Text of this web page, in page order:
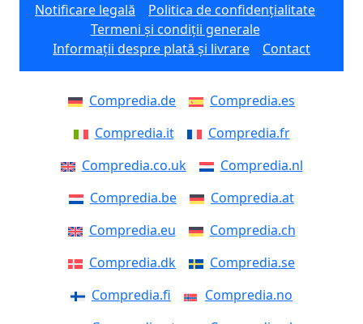
Notificare legală
Politica de confidențialitate
Termeni și condiții generale
Informații despre plată și livrare
Contact
Compredia.de
Compredia.es
Compredia.it
Compredia.fr
Compredia.co.uk
Compredia.nl
Compredia.be
Compredia.at
Compredia.eu
Compredia.ch
Compredia.dk
Compredia.se
Compredia.fi
Compredia.no